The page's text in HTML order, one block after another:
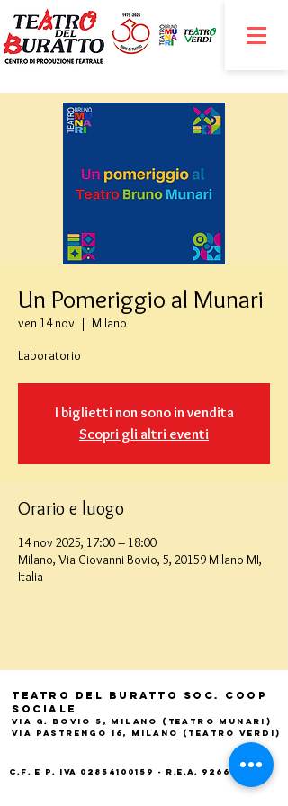
Un Pomeriggio al Munari
ven 14 nov
  |
Milano
Laboratorio
I biglietti non sono in vendita
Scopri gli altri eventi
Orario e luogo
14 nov 2025, 17:00 – 18:00
Milano, Via Giovanni Bovio, 5, 20159 Milano MI,
Italia
Teatro del Buratto Soc. Coop
sociale
Via G. Bovio 5, Milano (Teatro Munari)
Via Pastrengo 16, Milano (Teatro Verdi)
C.F. e P. Iva 02854100159 - R.E.A. 926622